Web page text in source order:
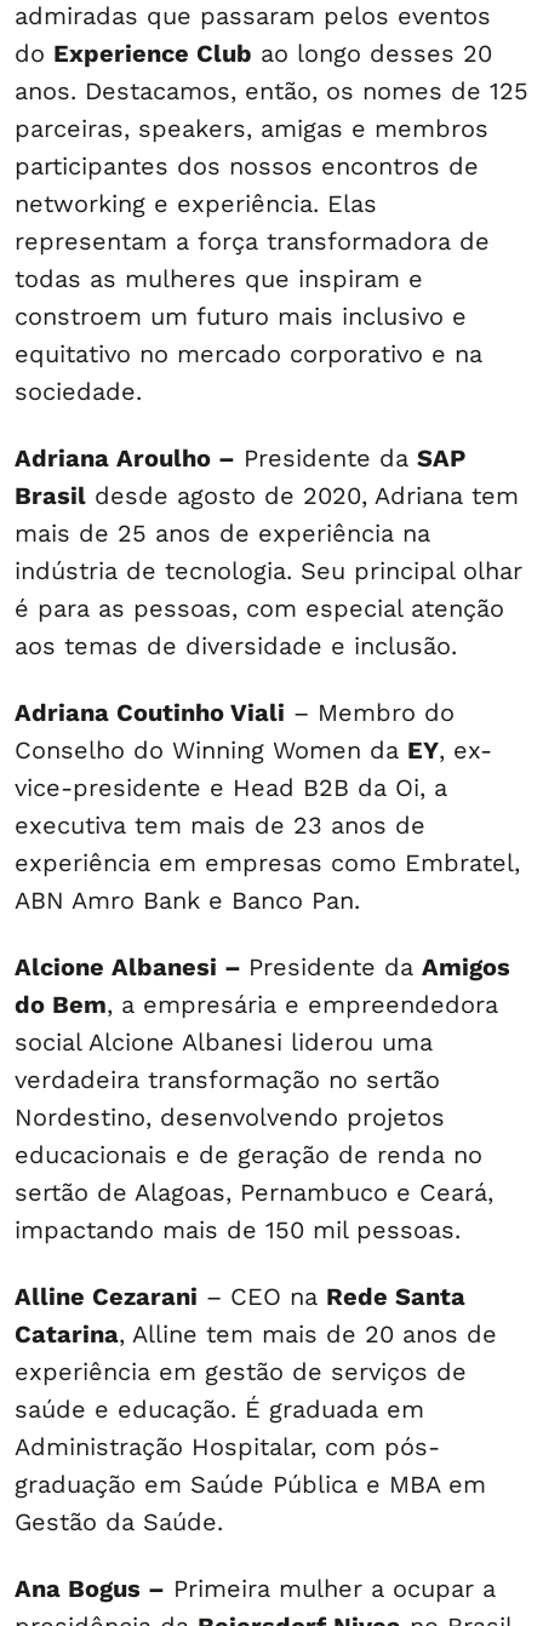
admiradas que passaram pelos eventos
do Experience Club ao longo desses 20
anos. Destacamos, então, os nomes de 125
parceiras, speakers, amigas e membros
participantes dos nossos encontros de
networking e experiência. Elas
representam a força transformadora de
todas as mulheres que inspiram e
constroem um futuro mais inclusivo e
equitativo no mercado corporativo e na
sociedade.
Adriana Aroulho – Presidente da SAP
Brasil desde agosto de 2020, Adriana tem
mais de 25 anos de experiência na
indústria de tecnologia. Seu principal olhar
é para as pessoas, com especial atenção
aos temas de diversidade e inclusão.
Adriana Coutinho Viali – Membro do
Conselho do Winning Women da EY, ex-
vice-presidente e Head B2B da Oi, a
executiva tem mais de 23 anos de
experiência em empresas como Embratel,
ABN Amro Bank e Banco Pan.
Alcione Albanesi – Presidente da Amigos
do Bem, a empresária e empreendedora
social Alcione Albanesi liderou uma
verdadeira transformação no sertão
Nordestino, desenvolvendo projetos
educacionais e de geração de renda no
sertão de Alagoas, Pernambuco e Ceará,
impactando mais de 150 mil pessoas.
Alline Cezarani – CEO na Rede Santa
Catarina, Alline tem mais de 20 anos de
experiência em gestão de serviços de
saúde e educação. É graduada em
Administração Hospitalar, com pós-
graduação em Saúde Pública e MBA em
Gestão da Saúde.
Ana Bogus – Primeira mulher a ocupar a